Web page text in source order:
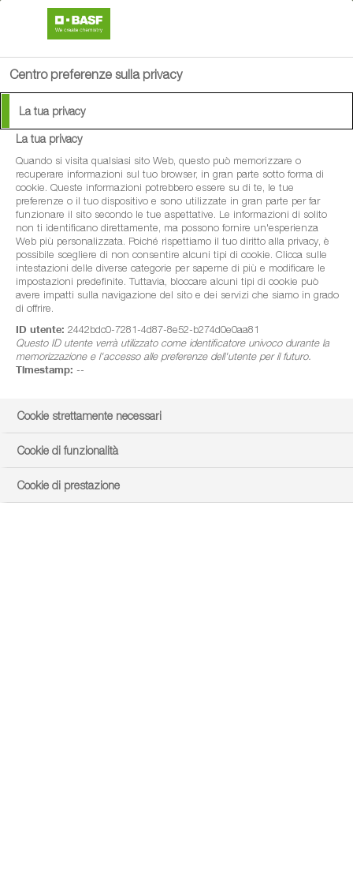
Centro preferenze sulla privacy
La tua privacy
La tua privacy
Quando si visita qualsiasi sito Web, questo può memorizzare o
recuperare informazioni sul tuo browser, in gran parte sotto forma di
cookie. Queste informazioni potrebbero essere su di te, le tue
preferenze o il tuo dispositivo e sono utilizzate in gran parte per far
funzionare il sito secondo le tue aspettative. Le informazioni di solito
non ti identificano direttamente, ma possono fornire un'esperienza
Web più personalizzata. Poiché rispettiamo il tuo diritto alla privacy, è
possibile scegliere di non consentire alcuni tipi di cookie. Clicca sulle
intestazioni delle diverse categorie per saperne di più e modificare le
impostazioni predefinite. Tuttavia, bloccare alcuni tipi di cookie può
avere impatti sulla navigazione del sito e dei servizi che siamo in grado
di offrire.
ID utente: 2442bdc0-7281-4d87-8e52-b274d0e0aa81
Questo ID utente verrà utilizzato come identificatore univoco durante la
memorizzazione e l'accesso alle preferenze dell'utente per il futuro.
Timestamp: --
Cookie strettamente necessari
Cookie di funzionalità
Cookie di prestazione